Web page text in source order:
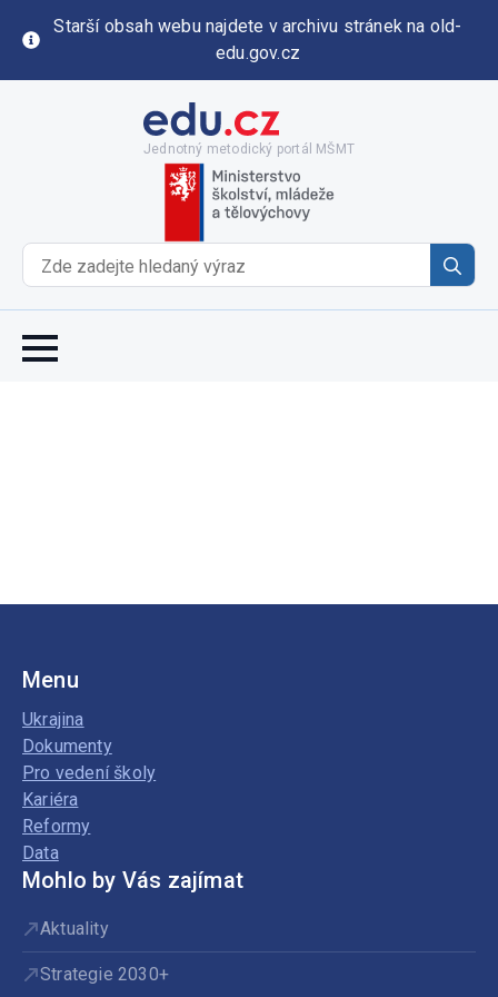
Starší obsah webu najdete v archivu stránek na old-
edu.gov.cz
Jednotný metodický portál MŠMT
for:
Menu
Ukrajina
Dokumenty
Pro vedení školy
Kariéra
Reformy
Data
Mohlo by Vás zajímat
Aktuality
Strategie 2030+